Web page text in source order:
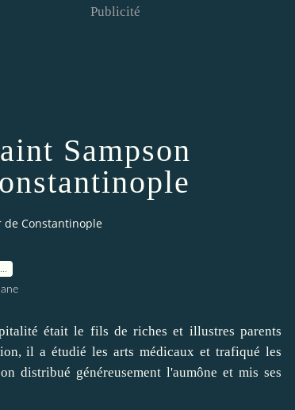
Publicité
Sampson
de Constantinople
était le fils de riches et illustres parents
il a étudié les arts médicaux et trafiqué les
distribué généreusement l'aumône et mis ses